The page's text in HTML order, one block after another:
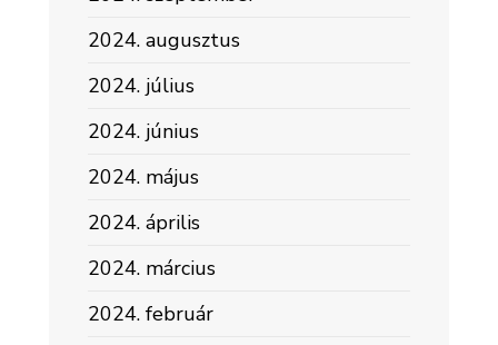
2024. augusztus
2024. július
2024. június
2024. május
2024. április
2024. március
2024. február